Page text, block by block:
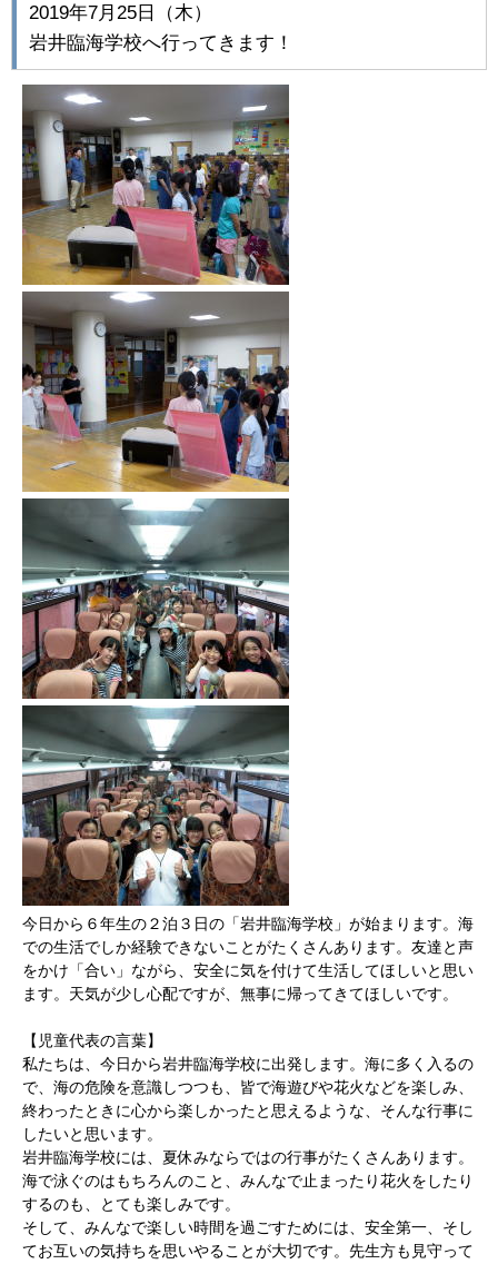
2019年7月25日（木）
岩井臨海学校へ行ってきます！
今日から６年生の２泊３日の「岩井臨海学校」が始まります。海
での生活でしか経験できないことがたくさんあります。友達と声
をかけ「合い」ながら、安全に気を付けて生活してほしいと思い
ます。天気が少し心配ですが、無事に帰ってきてほしいです。
【児童代表の言葉】
私たちは、今日から岩井臨海学校に出発します。海に多く入るの
で、海の危険を意識しつつも、皆で海遊びや花火などを楽しみ、
終わったときに心から楽しかったと思えるような、そんな行事に
したいと思います。
岩井臨海学校には、夏休みならではの行事がたくさんあります。
海で泳ぐのはもちろんのこと、みんなで止まったり花火をしたり
するのも、とても楽しみです。
そして、みんなで楽しい時間を過ごすためには、安全第一、そし
てお互いの気持ちを思いやることが大切です。先生方も見守って